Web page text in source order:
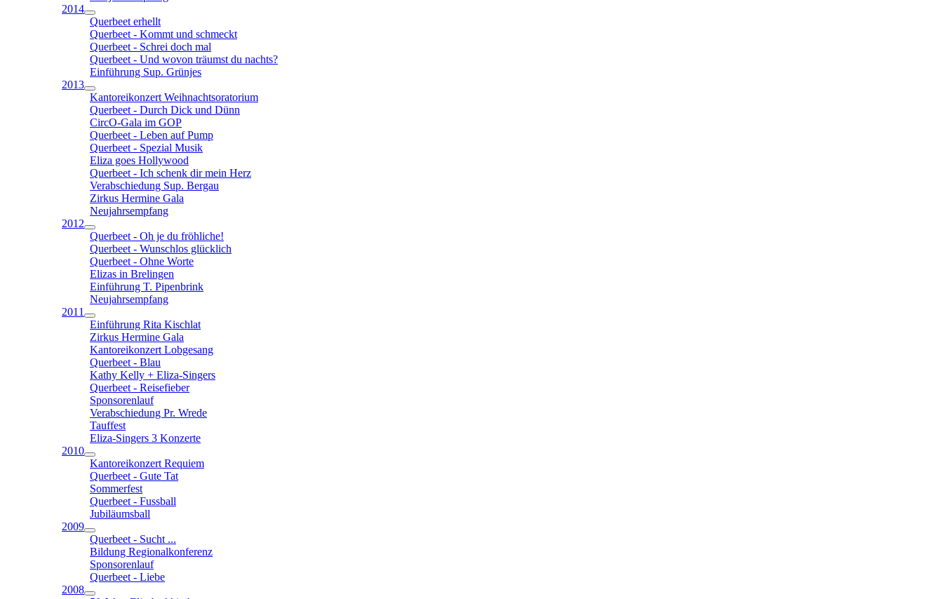
2014
Querbeet erhellt
Querbeet - Kommt und schmeckt
Querbeet - Schrei doch mal
Querbeet - Und wovon träumst du nachts?
Einführung Sup. Grünjes
2013
Kantoreikonzert Weihnachtsoratorium
Querbeet - Durch Dick und Dünn
CircO-Gala im GOP
Querbeet - Leben auf Pump
Querbeet - Spezial Musik
Eliza goes Hollywood
Querbeet - Ich schenk dir mein Herz
Verabschiedung Sup. Bergau
Zirkus Hermine Gala
Neujahrsempfang
2012
Querbeet - Oh je du fröhliche!
Querbeet - Wunschlos glücklich
Querbeet - Ohne Worte
Elizas in Brelingen
Einführung T. Pipenbrink
Neujahrsempfang
2011
Einführung Rita Kischlat
Zirkus Hermine Gala
Kantoreikonzert Lobgesang
Querbeet - Blau
Kathy Kelly + Eliza-Singers
Querbeet - Reisefieber
Sponsorenlauf
Verabschiedung Pr. Wrede
Tauffest
Eliza-Singers 3 Konzerte
2010
Kantoreikonzert Requiem
Querbeet - Gute Tat
Sommerfest
Querbeet - Fussball
Jubiläumsball
2009
Querbeet - Sucht ...
Bildung Regionalkonferenz
Sponsorenlauf
Querbeet - Liebe
2008